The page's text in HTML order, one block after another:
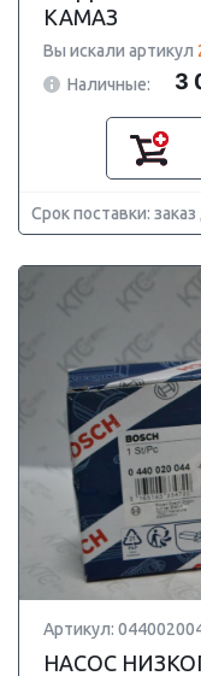
КАМАЗ
Вы искали артикул
Наличные:
3
Срок поставки:
Артикул:
НАСОС